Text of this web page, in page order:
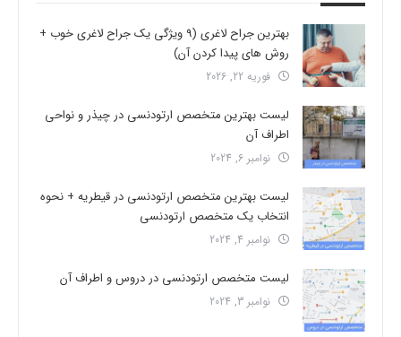
بهترین جراح لاغری (9 ویژگی یک جراح لاغری خوب +
روش های پیدا کردن آن)
فوریه 22, 2026
لیست بهترین متخصص ارتودنسی در چیذر و نواحی
اطراف آن
نوامبر 6, 2024
لیست بهترین متخصص ارتودنسی در قیطریه + نحوه
انتخاب یک متخصص ارتودنسی
نوامبر 4, 2024
لیست متخصص ارتودنسی در دروس و اطراف آن
نوامبر 3, 2024